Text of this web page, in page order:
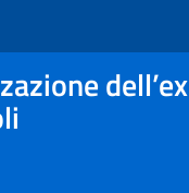
dell’ex